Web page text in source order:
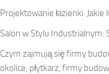
Projektowanie łazienki.
Salon w Stylu Industrialnym:
Czym zajmują się firmy
okolice, płytkarz, firmy